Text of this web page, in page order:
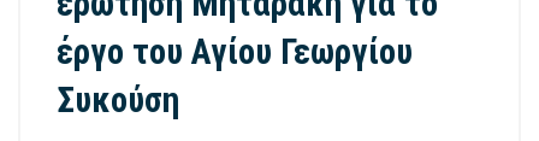
έργο του Αγίου Γεωργίου
Συκούση